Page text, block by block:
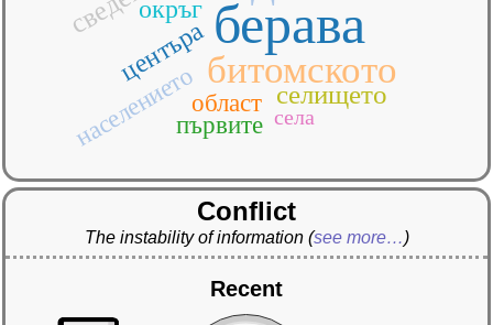
берава
битомското
селището
окръг
центъра
населениетообласт
първите села
Conflict
The instability of information (see more…)
Recent